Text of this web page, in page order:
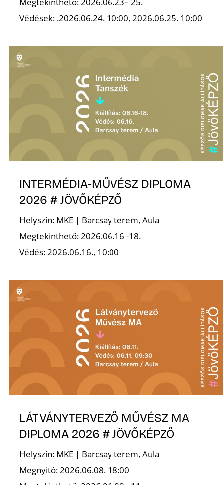
Védések: .2026.06.24. 10:00, 2026.06.25. 10:00
INTERMÉDIA-MŰVÉSZ DIPLOMA
2026 # JÖVŐKÉPZŐ
Helyszín: MKE | Barcsay terem, Aula
Megtekinthető: 2026.06.16 -18.
Védés: 2026.06.16., 10:00
LÁTVÁNYTERVEZŐ MŰVÉSZ MA
DIPLOMA 2026 # JÖVŐKÉPZŐ
Helyszín: MKE | Barcsay terem, Aula
Megnyitó: 2026.06.08. 18:00